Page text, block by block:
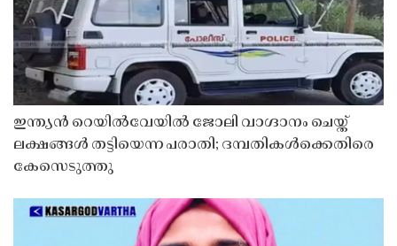
ഇന്ത്യൻ റെയിൽവേയിൽ ജോലി വാഗ്ദാനം ചെയ്ത്
ലക്ഷങ്ങൾ തട്ടിയെന്ന പരാതി; ദമ്പതികൾക്കെതിരെ
കേസെടുത്തു